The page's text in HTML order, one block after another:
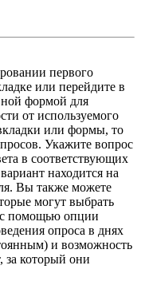
первого
или перейдите в
формой для
от используемого
или формы, то
Укажите вопрос
в соответствующих
находится на
Вы также можете
могут выбрать
с помощью опции
опроса в днях
и возможность
за который они